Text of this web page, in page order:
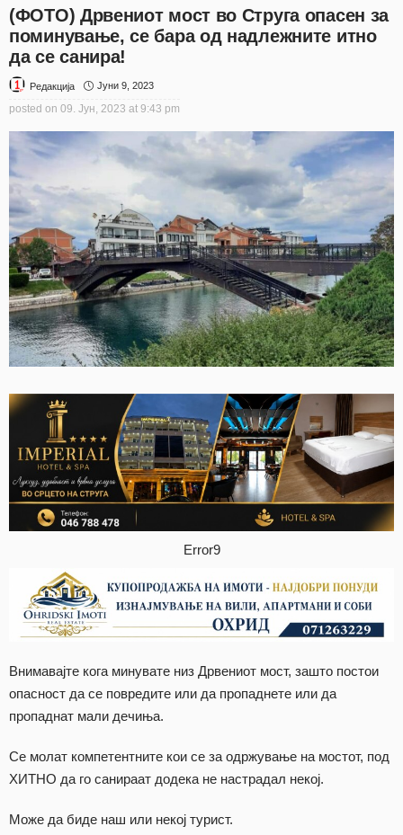
(ФОТО) Дрвениот мост во Струга опасен за
поминување, се бара од надлежните итно
да се санира!
Редакција Јуни 9, 2023
posted on 09. Јун, 2023 at 9:43 pm
Error9
Внимавајте кога минувате низ Дрвениот мост, зашто постои
опасност да се повредите или да пропаднете или да
пропаднат мали дечиња.
Се молат компетентните кои се за одржување на мостот, под
ХИТНО да го санираат додека не настрадал некој.
Може да биде наш или некој турист.